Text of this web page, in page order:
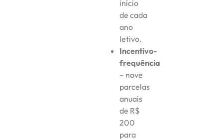
início
de cada
ano
letivo.
Incentivo-
frequência
– nove
parcelas
anuais
de R$
200
para